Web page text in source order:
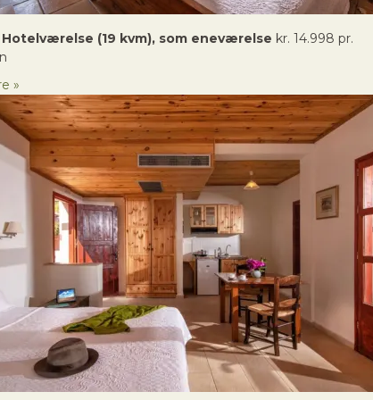
Hotelværelse (19 kvm), som eneværelse kr. 14.998 pr.
»